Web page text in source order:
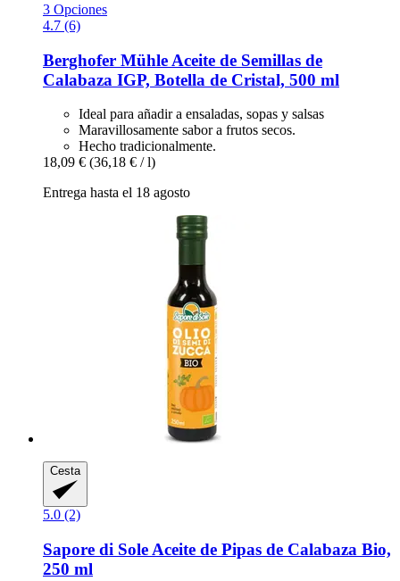
3 Opciones
4.7 (6)
Berghofer Mühle Aceite de Semillas de
Calabaza IGP, Botella de Cristal, 500 ml
Ideal para añadir a ensaladas, sopas y salsas
Maravillosamente sabor a frutos secos.
Hecho tradicionalmente.
18,09 € (36,18 € / l)
Entrega hasta el 18 agosto
Cesta
5.0 (2)
Sapore di Sole Aceite de Pipas de Calabaza Bio,
250 ml